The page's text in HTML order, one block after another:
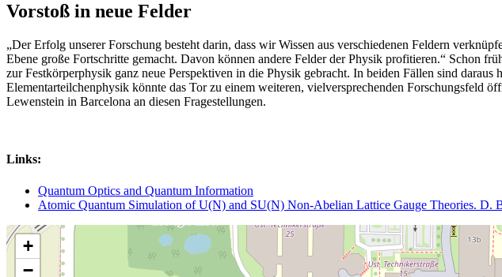
Vorstoß in neue Felder
„Der Erfolg unserer Forschung besteht darin, dass wir Wissen aus verschiedenen Feldern
Ebene große Fortschritte gemacht. Davon können andere Felder der Physik profitieren.“ Schon
zur Festkörperphysik ganz neue Perspektiven in die Physik gebracht. In beiden Fällen sind
Elementarteilchenphysik könnte das Tor zu einem weiteren, vielversprechenden Forschungsfeld
Lewenstein in Barcelona an diesen Fragestellungen.
Links:
Quantum Optics and Quantum Information
Atomic Quantum Simulation of U(N) and SU(N) Non-Abelian Lattice Gauge Theories. D.
+
−